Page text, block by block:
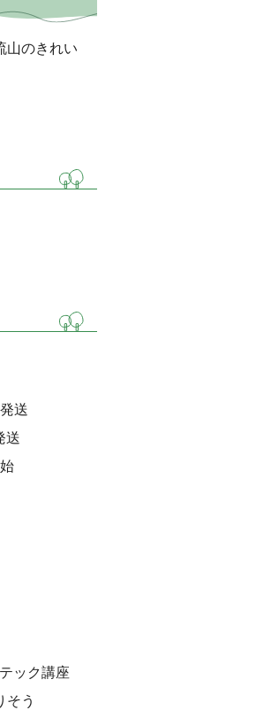
山のきれい
送
送
ック講座
そう